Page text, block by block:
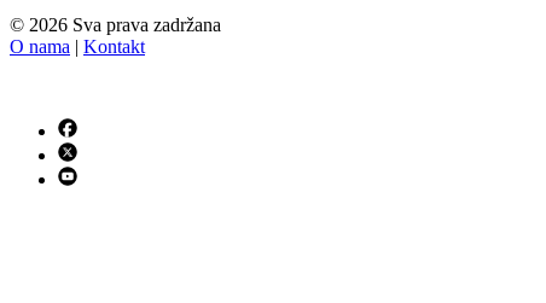
© 2026 Sva prava zadržana
O nama | Kontakt